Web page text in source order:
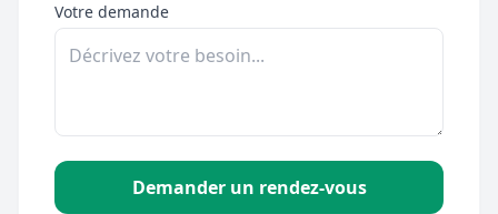
Votre demande
Demander un rendez-vous